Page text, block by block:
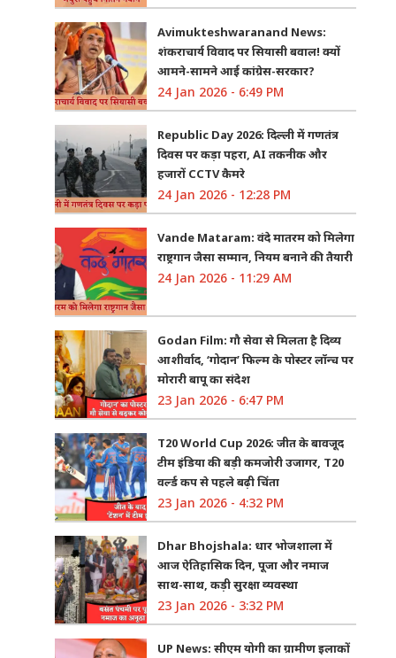
Avimukteshwaranand News:
शंकराचार्य विवाद पर सियासी बवाल! क्यों
आमने-सामने आई कांग्रेस-सरकार?
24 Jan 2026 - 6:49 PM
Republic Day 2026: दिल्ली में गणतंत्र
दिवस पर कड़ा पहरा, AI तकनीक और
हजारों CCTV कैमरे
24 Jan 2026 - 12:28 PM
Vande Mataram: वंदे मातरम को मिलेगा
राष्ट्रगान जैसा सम्मान, नियम बनाने की तैयारी
24 Jan 2026 - 11:29 AM
Godan Film: गौ सेवा से मिलता है दिव्य
आशीर्वाद, ‘गोदान’ फिल्म के पोस्टर लॉन्च पर
मोरारी बापू का संदेश
23 Jan 2026 - 6:47 PM
T20 World Cup 2026: जीत के बावजूद
टीम इंडिया की बड़ी कमजोरी उजागर, T20
वर्ल्ड कप से पहले बढ़ी चिंता
23 Jan 2026 - 4:32 PM
Dhar Bhojshala: धार भोजशाला में
आज ऐतिहासिक दिन, पूजा और नमाज
साथ-साथ, कड़ी सुरक्षा व्यवस्था
23 Jan 2026 - 3:32 PM
UP News: सीएम योगी का ग्रामीण इलाकों